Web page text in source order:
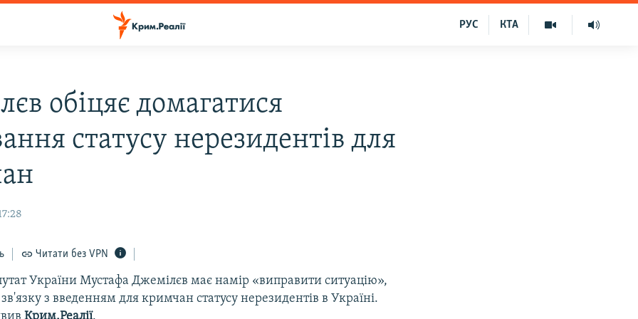
КТА
РУС
обіцяє домагатися
статусу нерезидентів для
Читати без VPN
України Мустафа Джемілєв має намір «виправити ситуацію»,
з введенням для кримчан статусу нерезидентів в Україні.